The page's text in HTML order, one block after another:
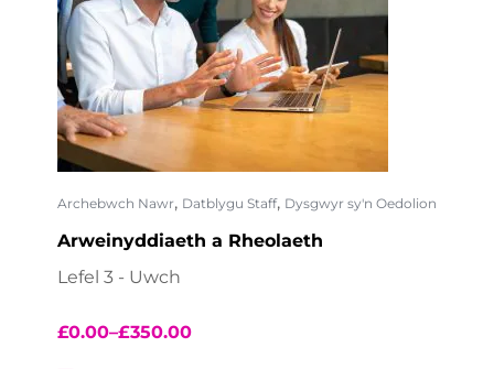
Archebwch Nawr, Datblygu Staff, Dysgwyr sy'n Oedolion
Arweinyddiaeth a Rheolaeth
Lefel 3 - Uwch
£0.00–£350.00